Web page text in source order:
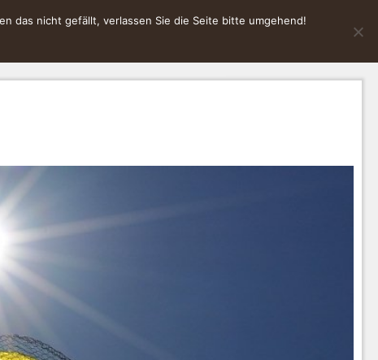
das nicht gefällt, verlassen Sie die Seite bitte umgehend!